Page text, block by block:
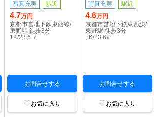
写真充実 駅近
4.7万円
京都市営地下鉄東西線/
東野駅 徒歩3分
1K/23.6㎡
お問合せする
お気に入り
写真充実 駅近
4.6万円
京都市営地下鉄東西線/
東野駅 徒歩3分
1K/23.6㎡
お問合せする
お気に入り